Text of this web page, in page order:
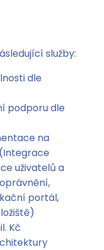
služby:
dle
podporu dle
na
uživatelů a
portál,
Kč